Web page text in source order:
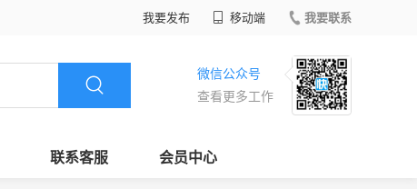
我要发布 移动端 我要联系
微信公众号
查看更多工作
联系客服 会员中心